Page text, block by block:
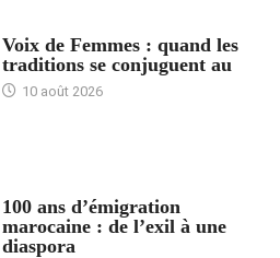
Voix de Femmes : quand les
traditions se conjuguent au
10 août 2026
100 ans d’émigration
marocaine : de l’exil à une
diaspora